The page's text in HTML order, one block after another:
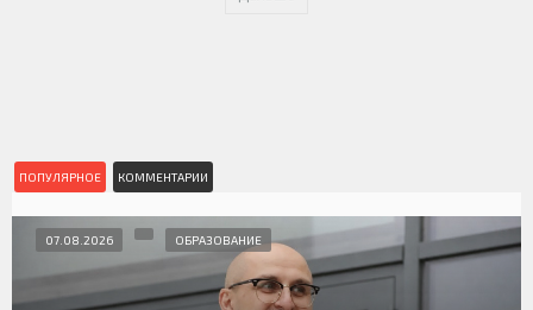
ПОПУЛЯРНОЕ КОММЕНТАРИИ
07.08.2026 ОБРАЗОВАНИЕ